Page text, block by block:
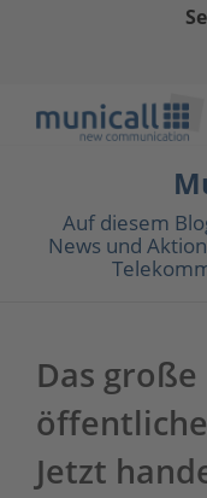
Auf diesem
News und
Das
Jetzt